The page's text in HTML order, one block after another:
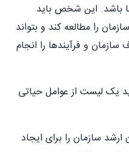
باشد. این شخص باید
را مطالعه کند و بتواند
و فرآیندها را انجام
یک لیست از عوامل حیاتی
سازمان را برای ایجاد